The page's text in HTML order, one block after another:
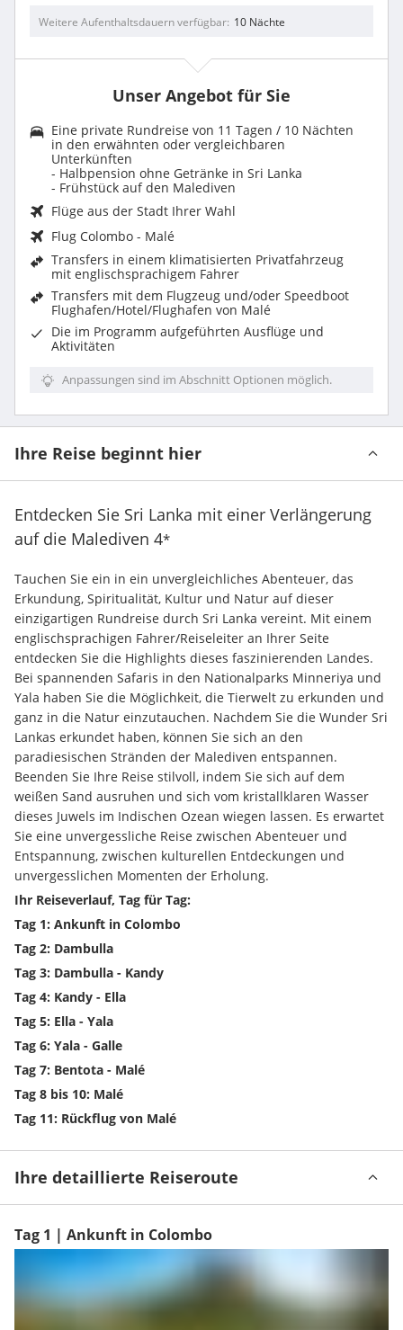
Weitere Aufenthaltsdauern verfügbar 10 Nächte
Unser Angebot für Sie
Eine private Rundreise von 11 Tagen / 10 Nächten
in den erwähnten oder vergleichbaren
Unterkünften
- Halbpension ohne Getränke in Sri Lanka
- Frühstück auf den Malediven
Flüge aus der Stadt Ihrer Wahl
Flug Colombo - Malé
Transfers in einem klimatisierten Privatfahrzeug
mit englischsprachigem Fahrer
Transfers mit dem Flugzeug und/oder Speedboot
Flughafen/Hotel/Flughafen von Malé
Die im Programm aufgeführten Ausflüge und
Aktivitäten
Anpassungen sind im Abschnitt Optionen möglich.
Ihre Reise beginnt hier
Entdecken Sie Sri Lanka mit einer Verlängerung
auf die Malediven 4*
Tauchen Sie ein in ein unvergleichliches Abenteuer, das
Erkundung, Spiritualität, Kultur und Natur auf dieser
einzigartigen Rundreise durch Sri Lanka vereint. Mit einem
englischsprachigen Fahrer/Reiseleiter an Ihrer Seite
entdecken Sie die Highlights dieses faszinierenden Landes.
Bei spannenden Safaris in den Nationalparks Minneriya und
Yala haben Sie die Möglichkeit, die Tierwelt zu erkunden und
ganz in die Natur einzutauchen. Nachdem Sie die Wunder Sri
Lankas erkundet haben, können Sie sich an den
paradiesischen Stränden der Malediven entspannen.
Beenden Sie Ihre Reise stilvoll, indem Sie sich auf dem
weißen Sand ausruhen und sich vom kristallklaren Wasser
dieses Juwels im Indischen Ozean wiegen lassen. Es erwartet
Sie eine unvergessliche Reise zwischen Abenteuer und
Entspannung, zwischen kulturellen Entdeckungen und
unvergesslichen Momenten der Erholung.
Ihr Reiseverlauf, Tag für Tag:
Tag 1: Ankunft in Colombo
Tag 2: Dambulla
Tag 3: Dambulla - Kandy
Tag 4: Kandy - Ella
Tag 5: Ella - Yala
Tag 6: Yala - Galle
Tag 7: Bentota - Malé
Tag 8 bis 10: Malé
Tag 11: Rückflug von Malé
Ihre detaillierte Reiseroute
Tag 1 | Ankunft in Colombo